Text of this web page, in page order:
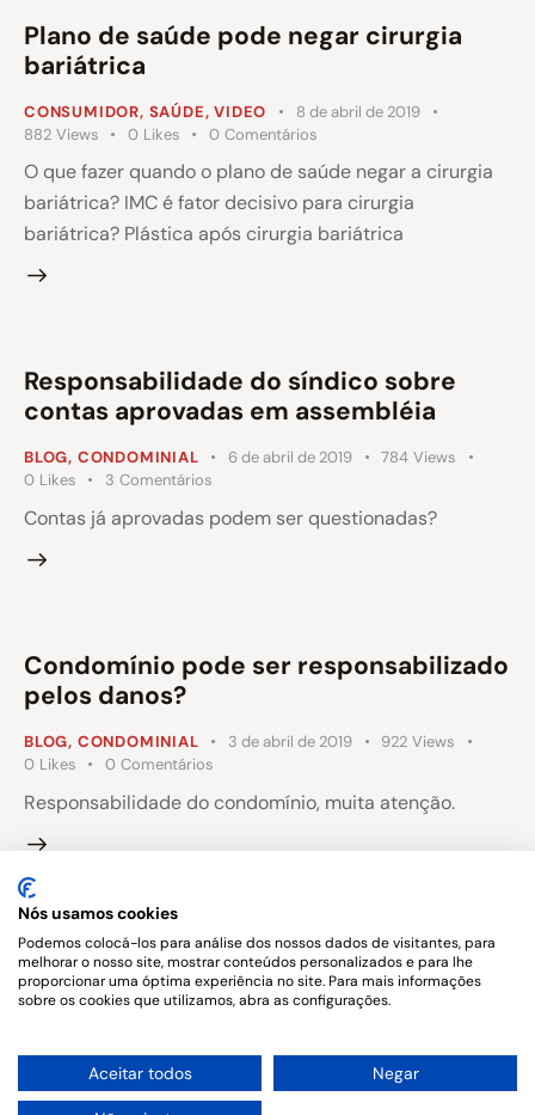
Plano de saúde pode negar cirurgia
bariátrica
CONSUMIDOR, SAÚDE,VIDEO
8 de abril de 2019
882 Views 0 Likes 0 Comentários
O que fazer quando o plano de saúde negar a cirurgia
bariátrica? IMC é fator decisivo para cirurgia
bariátrica? Plástica após cirurgia bariátrica
Responsabilidade do síndico sobre
contas aprovadas em assembléia
BLOG, CONDOMINIAL 6 de abril de 2019 784 Views
0 Likes 3 Comentários
Contas já aprovadas podem ser questionadas?
Condomínio pode ser responsabilizado
pelos danos?
BLOG, CONDOMINIAL 3 de abril de 2019 922 Views
0 Likes 0 Comentários
Responsabilidade do condomínio, muita atenção.
1
Nós usamos cookies
Podemos colocá-los para análise dos nossos dados de visitantes, para
melhorar o nosso site, mostrar conteúdos personalizados e para lhe
proporcionar uma óptima experiência no site. Para mais informações
sobre os cookies que utilizamos, abra as configurações.
Aceitar todos Negar